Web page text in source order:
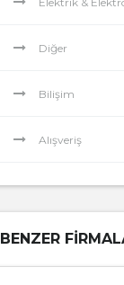
Diğer
Bilişim
Alışveriş
BENZER